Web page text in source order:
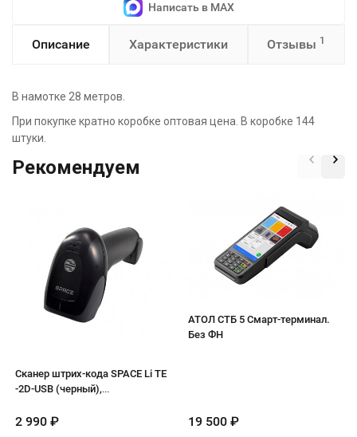
Написать в MAX
Описание Характеристики Отзывы 1
В намотке 28 метров.
При покупке кратно коробке оптовая цена. В коробке 144
штуки.
Рекомендуем
Сканер штрих-кода SPACE Li TE
-2D-USB (черный),
2 990 ₽
АТОЛ СТБ 5 Смарт-терминал.
Без ФН
19 500 ₽